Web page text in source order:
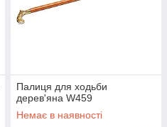
Палиця для ходьби
дерев'яна W459
Немає в наявності